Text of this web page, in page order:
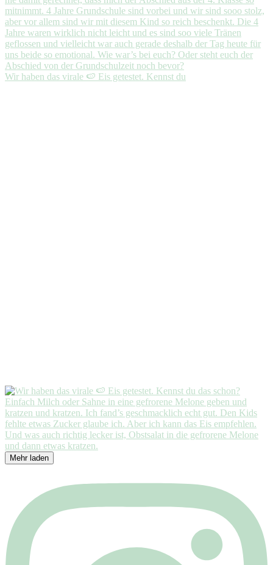
Wir haben das virale 🍉 Eis getestet. Kennst du
Mehr laden